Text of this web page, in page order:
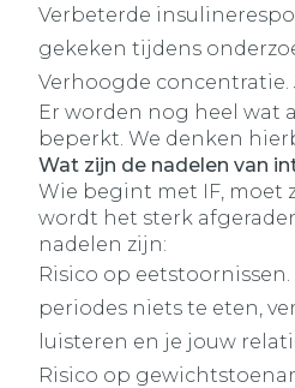
Verbeterde
gekeken tijdens
Verhoogde
Er worden nog heel wat
beperkt. We denken
Wat zijn de nadelen van
Wie begint met IF, moet
wordt het sterk
nadelen zijn:
Risico op
periodes niets te eten,
luisteren en je jouw
Risico op